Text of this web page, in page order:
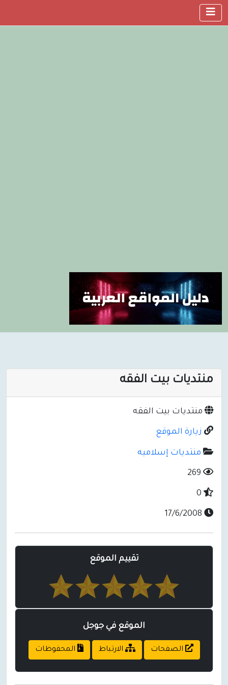
منتديات بيت الفقه
منتديات بيت الفقه
زيارة الموقع
منتديات إسلاميه
تقييم الموقع
الموقع في جوجل
الصفحات الارتباط المحفوظات